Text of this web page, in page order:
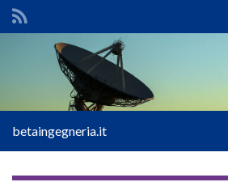
Search for:
betaingegneria.it